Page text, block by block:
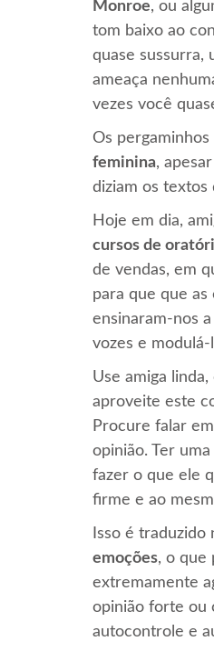
Monroe, ou
tom baixo ao
quase sussurra,
ameaça
vezes você
Os
feminina,
diziam os textos
Hoje em dia,
cursos de
de vendas, em
para que que
ensinaram-nos
vozes e
Use amiga linda,
aproveite este
Procure falar
opinião. Ter
fazer o que ele
firme e ao
Isso é
emoções, o que
extremamente
opinião forte ou
autocontrole e